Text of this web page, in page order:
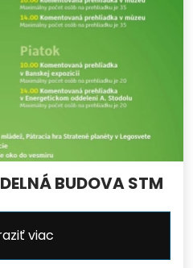
BUDOVA STM
viac